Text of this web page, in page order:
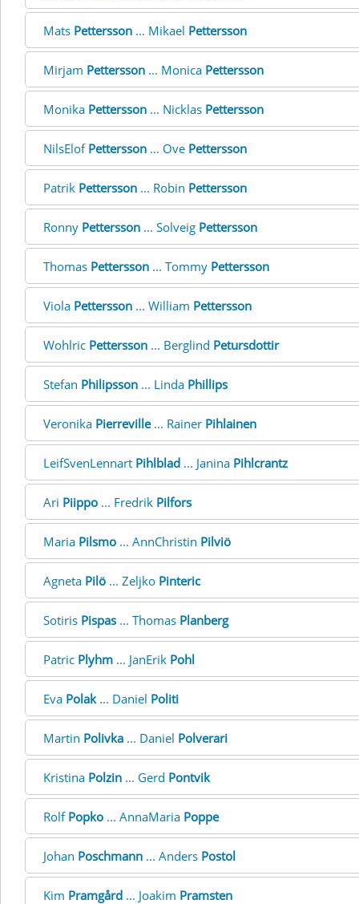
Mats Pettersson ... Mikael Pettersson
Mirjam Pettersson ... Monica Pettersson
Monika Pettersson ... Nicklas Pettersson
NilsElof Pettersson ... Ove Pettersson
Patrik Pettersson ... Robin Pettersson
Ronny Pettersson ... Solveig Pettersson
Thomas Pettersson ... Tommy Pettersson
Viola Pettersson ... William Pettersson
Wohlric Pettersson ... Berglind Petursdottir
Stefan Philipsson ... Linda Phillips
Veronika Pierreville... Rainer Pihlainen
LeifSvenLennart Pihlblad ... Janina Pihlcrantz
Ari Piippo ... Fredrik Pilfors
Maria Pilsmo ... AnnChristin Pilviö
Agneta Pilö ... Zeljko Pinteric
Sotiris Pispas ... Thomas Planberg
Patric Plyhm ... JanErik Pohl
Eva Polak... Daniel Politi
Martin Polivka ... Daniel Polverari
Kristina Polzin ... Gerd Pontvik
Rolf Popko ... AnnaMaria Poppe
Johan Poschmann ... Anders Postol
Kim Pramgård ... Joakim Pramsten